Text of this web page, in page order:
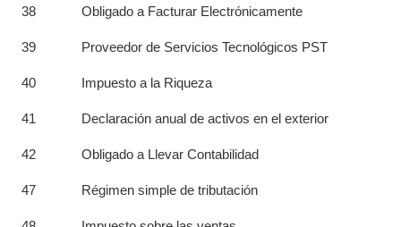
38 Obligado a Facturar Electrónicamente
39 Proveedor de Servicios Tecnológicos PST
40 Impuesto a la Riqueza
41 Declaración anual de activos en el exterior
42 Obligado a Llevar Contabilidad
47 Régimen simple de tributación